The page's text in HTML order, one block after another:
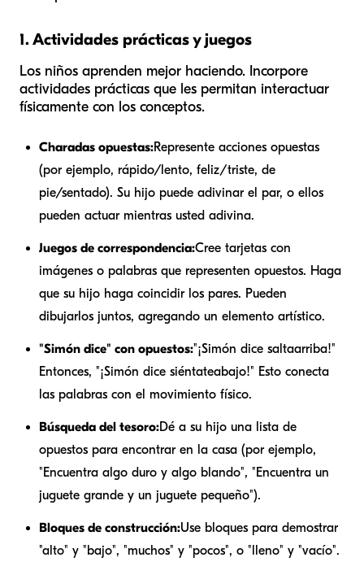
1. Actividades prácticas y juegos
Los niños aprenden mejor haciendo. Incorpore
actividades prácticas que les permitan interactuar
físicamente con los conceptos.
Charadas opuestas:Represente acciones opuestas
(por ejemplo, rápido/lento, feliz/triste, de
pie/sentado). Su hijo puede adivinar el par, o ellos
pueden actuar mientras usted adivina.
Juegos de correspondencia:Cree tarjetas con
imágenes o palabras que representen opuestos. Haga
que su hijo haga coincidir los pares. Pueden
dibujarlos juntos, agregando un elemento artístico.
"Simón dice" con opuestos:"¡Simón dice saltaarriba!"
Entonces, "¡Simón dice siéntateabajo!" Esto conecta
las palabras con el movimiento físico.
Búsqueda del tesoro:Dé a su hijo una lista de
opuestos para encontrar en la casa (por ejemplo,
"Encuentra algo duro y algo blando", "Encuentra un
juguete grande y un juguete pequeño").
Bloques de construcción:Use bloques para demostrar
"alto" y "bajo", "muchos" y "pocos", o "lleno" y "vacío".